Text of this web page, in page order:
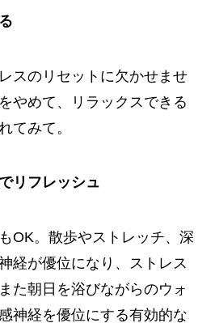
スのリセットに欠かせませ
やめて、リラックスできる
てみて。
リフレッシュ
OK。散歩やストレッチ、深
経が優位になり、ストレス
た朝日を浴びながらのウォ
神経を優位にする有効的な